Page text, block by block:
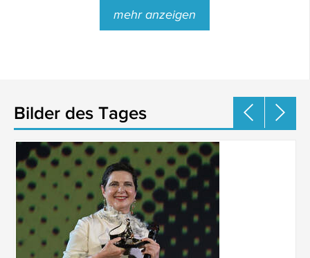
mehr anzeigen
Bilder des Tages